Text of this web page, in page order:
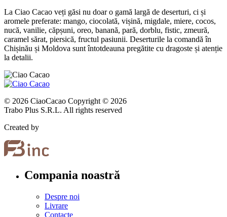
La Ciao Cacao veți găsi nu doar o gamă largă de deserturi, ci și
aromele preferate: mango, ciocolată, vișină, migdale, miere, cocos,
nucă, vanilie, căpșuni, oreo, banană, pară, dorblu, fistic, zmeură,
caramel sărat, piersică, fructul pasiunii. Deserturile la comandă în
Chișinău și Moldova sunt întotdeauna pregătite cu dragoste și atenție
la detalii.
© 2026 CiaoCacao Copyright © 2026
Trabo Plus S.R.L. All rights reserved
Created by
Compania noastră
Despre noi
Livrare
Contacte